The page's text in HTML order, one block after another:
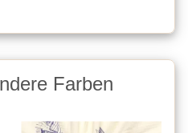
Farben